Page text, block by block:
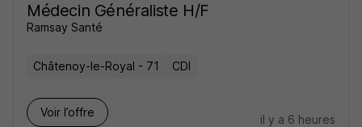
Médecin Généraliste H/F
Ramsay Santé
Châtenoy-le-Royal - 71 CDI
Voir l’offre
il y a 6 heures